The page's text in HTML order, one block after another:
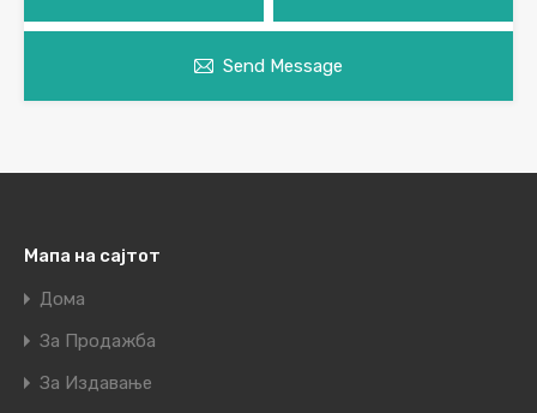
Send Message
Мапа на сајтот
Дома
За Продажба
За Издавање